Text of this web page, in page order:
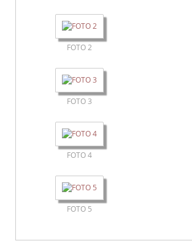
FOTO 2
FOTO 3
FOTO 4
FOTO 5